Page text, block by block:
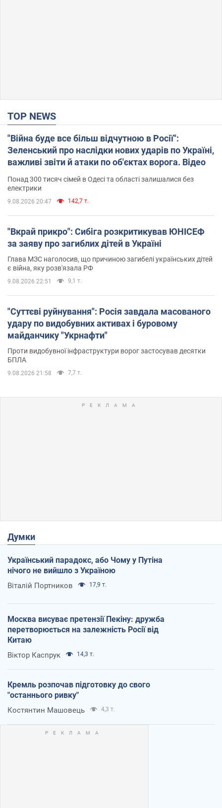
TOP NEWS
"Війна буде все більш відчутною в Росії":
Зеленський про наслідки нових ударів по Україні,
важливі звіти й атаки по об'єктах ворога. Відео
Понад 300 тисяч сімей в Одесі та області залишалися без
електрики
9.08.2026 20:47 142,7 т.
"Вкрай прикро": Сибіга розкритикував ЮНІСЕФ
за заяву про загиблих дітей в Україні
Глава МЗС наголосив, що причиною загибелі українських дітей
є війна, яку розв'язала РФ
9.08.2026 22:51 9,1 т.
"Суттєві руйнування": Росія завдала масованого
удару по видобувних активах і буровому
майданчику "Укрнафти"
Проти видобувної інфраструктури ворог застосував десятки
БПЛА
9.08.2026 21:58 7,7 т.
Думки
Український парадокс, або Чому у Путіна
нічого не вийшло з Україною
Віталій Портников 17,9 т.
Москва висуває претензії Пекіну: дружба
перетворюється на залежність Росії від
Китаю
Віктор Каспрук 14,3 т.
Кремль розпочав підготовку до свого
"останнього ривку"
Костянтин Машовець 4,3 т.